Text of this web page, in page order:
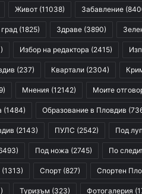
Живот (11038) Забавление
(1825) Здраве (3890)
Избор на редактора (2415)
(237) Квартали (2304)
Мнения (12142) Моите
(1484) Образование в Пловдив
(2143) ПУЛС (2542) Под
Под ножа (2745) По
(1313) Спорт (827) Спортен
Туризъм (323) Фотогалерия